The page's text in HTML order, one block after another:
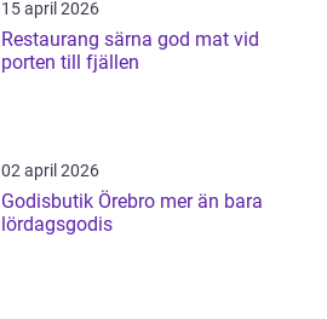
15 april 2026
Restaurang särna god mat vid
porten till fjällen
02 april 2026
Godisbutik Örebro mer än bara
lördagsgodis